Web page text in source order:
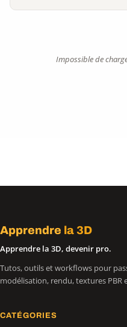
Impossible de
Apprendre la 3D
Apprendre la 3D, devenir pro.
Tutos, outils et workflows pour
modélisation, rendu, textures PBR
CATÉGORIES